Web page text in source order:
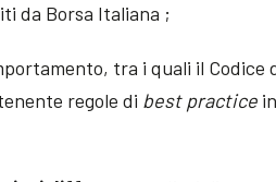
da Borsa Italiana ;
tra i quali il
regole di best practice